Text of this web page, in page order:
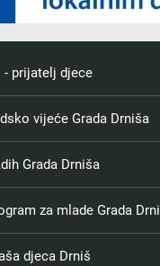
- prijatelj djece
vijeće Grada Drniša
Grada Drniša
za mlade Grada
djeca Drniš